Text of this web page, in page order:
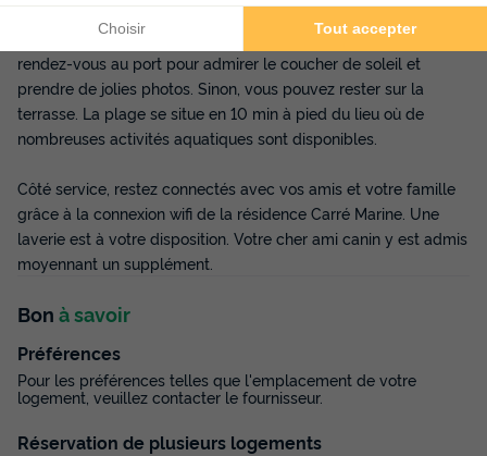
Tous les vacanciers peuvent se retrouver sur le terrain de
pétanque lors de belles parties de jeux. A la fin de l'après-midi,
rendez-vous au port pour admirer le coucher de soleil et
prendre de jolies photos. Sinon, vous pouvez rester sur la
terrasse. La plage se situe en 10 min à pied du lieu où de
nombreuses activités aquatiques sont disponibles.
Côté service, restez connectés avec vos amis et votre famille
grâce à la connexion wifi de la résidence Carré Marine. Une
laverie est à votre disposition. Votre cher ami canin y est admis
moyennant un supplément.
Bon à savoir
Préférences
Pour les préférences telles que l'emplacement de votre
logement, veuillez contacter le fournisseur.
Réservation de plusieurs logements